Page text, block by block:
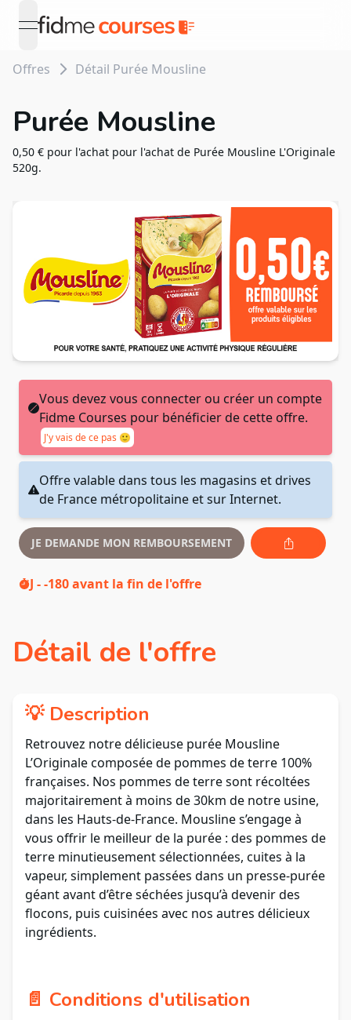
open navigation menu
Offres Détail Purée Mousline
Purée Mousline
0,50 € pour l'achat pour l'achat de Purée Mousline L'Originale
520g.
JE DEMANDE MON REMBOURSEMENT
Offre valable dans tous les magasins et drives
de France métropolitaine et sur Internet.
Vous devez vous connecter ou créer un compte
Fidme Courses pour bénéficier de cette offre.
J'y vais de ce pas 🙂
J - -180avant la fin de l'offre
Détail de l'offre
💡 Description
Retrouvez notre délicieuse purée Mousline
L’Originale composée de pommes de terre 100%
françaises. Nos pommes de terre sont récoltées
majoritairement à moins de 30km de notre usine,
dans les Hauts-de-France. Mousline s’engage à
vous offrir le meilleur de la purée : des pommes de
terre minutieusement sélectionnées, cuites à la
vapeur, simplement passées dans un presse-purée
géant avant d’être séchées jusqu’à devenir des
flocons, puis cuisinées avec nos autres délicieux
ingrédients.
📄 Conditions d'utilisation